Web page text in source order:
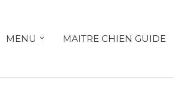
MENU MAITRE CHIEN GUIDE